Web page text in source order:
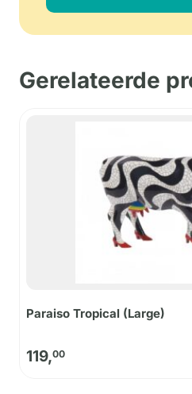
Gerelateerde
Paraiso Tropical (Large)
119,00